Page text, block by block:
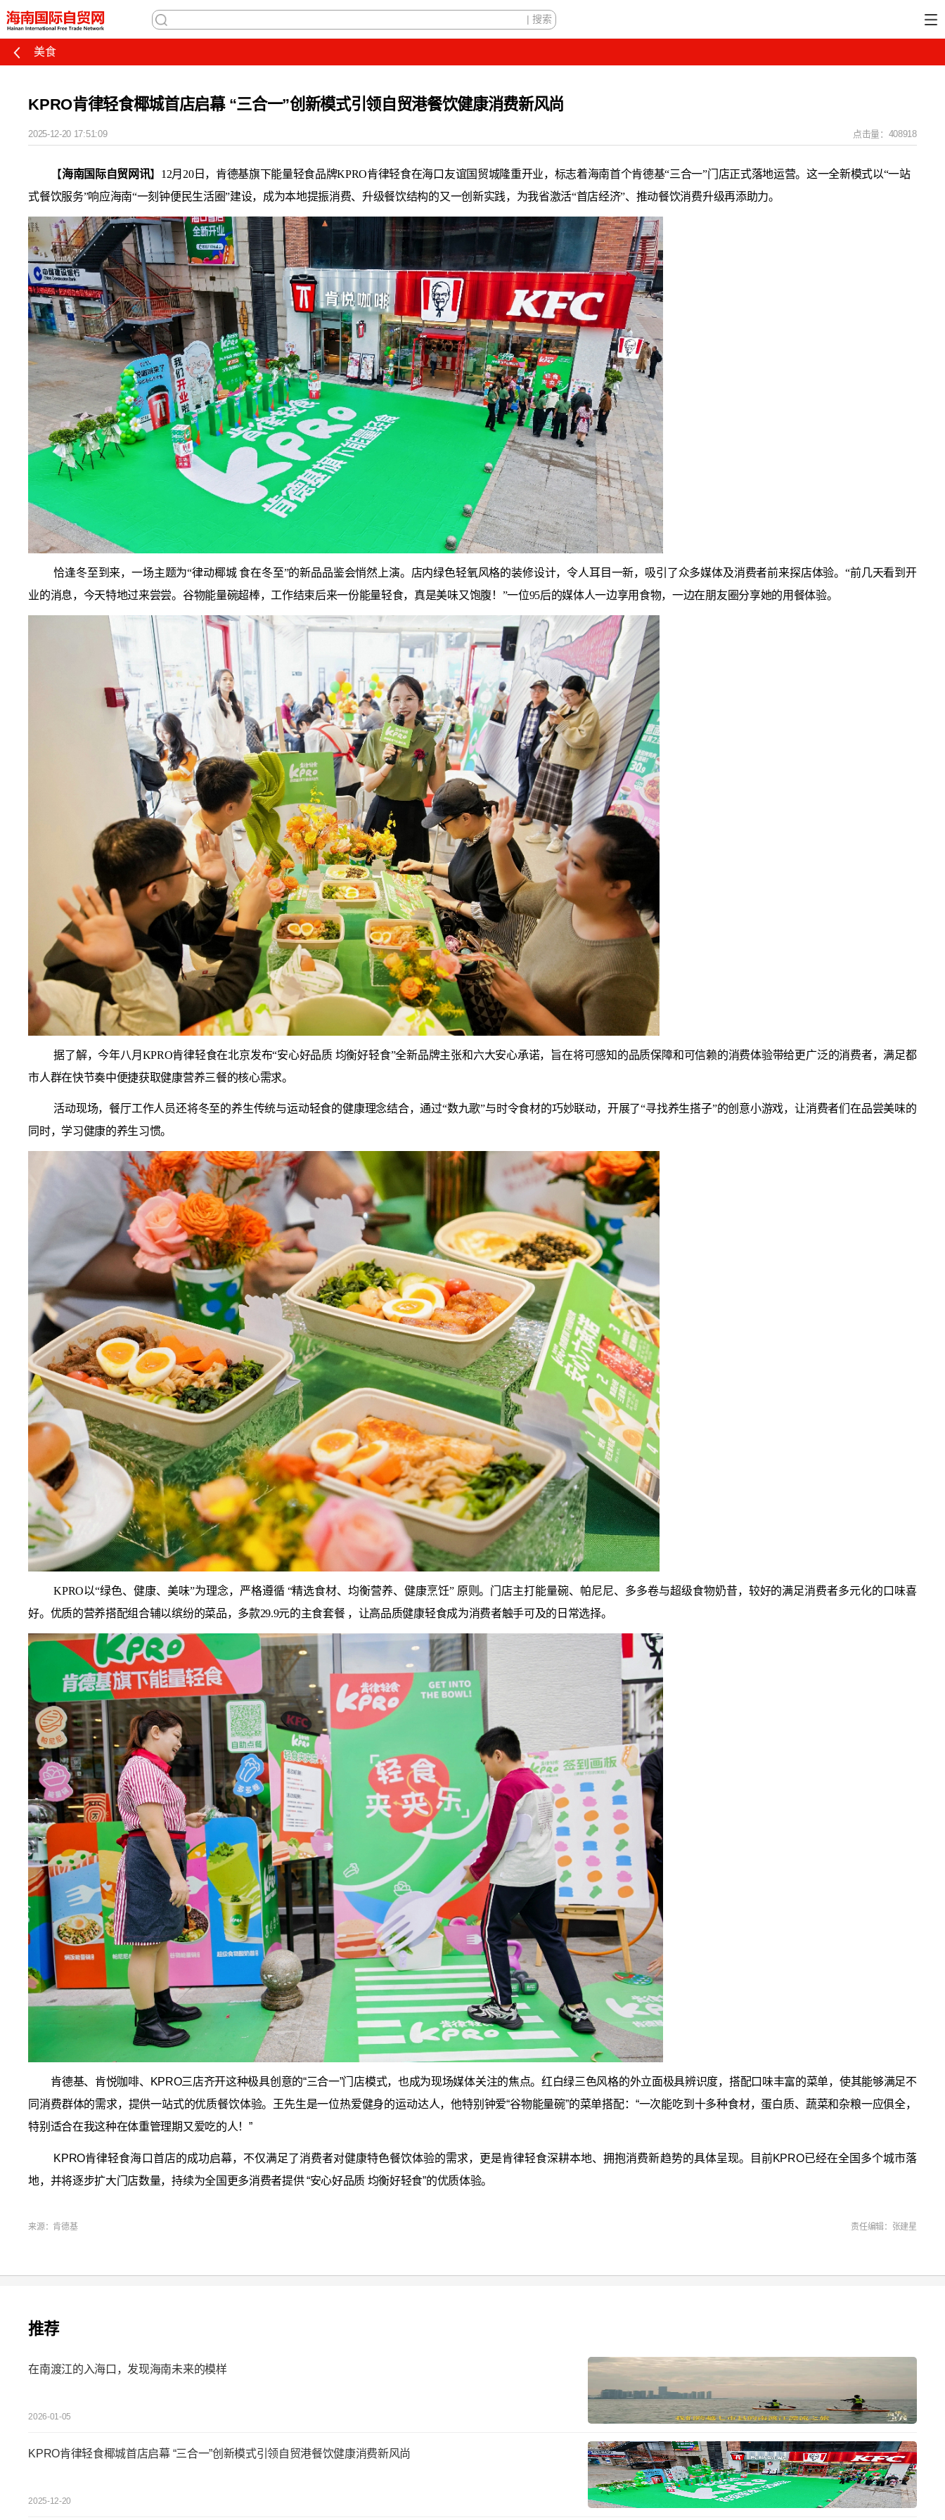
美食
KPRO肯律轻食椰城首店启幕 “三合一”创新模式引领自贸港餐饮健康消费新风尚
2025-12-20 17:51:09 点击量：408918
【海南国际自贸网讯】12月20日，肯德基旗下能量轻食品牌KPRO肯律轻食在海口友谊国贸城隆重开业，标志着海南首个肯德基“三合一”门店正式落地运营。这一全新模式以“一站
式餐饮服务”响应海南“一刻钟便民生活圈”建设，成为本地提振消费、升级餐饮结构的又一创新实践，为我省激活“首店经济”、推动餐饮消费升级再添助力。
恰逢冬至到来，一场主题为“律动椰城 食在冬至”的新品品鉴会悄然上演。店内绿色轻氧风格的装修设计，令人耳目一新，吸引了众多媒体及消费者前来探店体验。“前几天看到开
业的消息，今天特地过来尝尝。谷物能量碗超棒，工作结束后来一份能量轻食，真是美味又饱腹！”一位95后的媒体人一边享用食物，一边在朋友圈分享她的用餐体验。
据了解，今年八月KPRO肯律轻食在北京发布“安心好品质 均衡好轻食”全新品牌主张和六大安心承诺，旨在将可感知的品质保障和可信赖的消费体验带给更广泛的消费者，满足都
市人群在快节奏中便捷获取健康营养三餐的核心需求。
活动现场，餐厅工作人员还将冬至的养生传统与运动轻食的健康理念结合，通过“数九歌”与时令食材的巧妙联动，开展了“寻找养生搭子”的创意小游戏，让消费者们在品尝美味的
同时，学习健康的养生习惯。
KPRO以“绿色、健康、美味”为理念，严格遵循 “精选食材、均衡营养、健康烹饪” 原则。门店主打能量碗、帕尼尼、多多卷与超级食物奶昔，较好的满足消费者多元化的口味喜
好。优质的营养搭配组合辅以缤纷的菜品，多款29.9元的主食套餐 ，让高品质健康轻食成为消费者触手可及的日常选择。
肯德基、肯悦咖啡、KPRO三店齐开这种极具创意的“三合一”门店模式，也成为现场媒体关注的焦点。红白绿三色风格的外立面极具辨识度，搭配口味丰富的菜单，使其能够满足不
同消费群体的需求，提供一站式的优质餐饮体验。王先生是一位热爱健身的运动达人，他特别钟爱“谷物能量碗”的菜单搭配：“一次能吃到十多种食材，蛋白质、蔬菜和杂粮一应俱全，
特别适合在我这种在体重管理期又爱吃的人！”
KPRO肯律轻食海口首店的成功启幕，不仅满足了消费者对健康特色餐饮体验的需求，更是肯律轻食深耕本地、拥抱消费新趋势的具体呈现。目前KPRO已经在全国多个城市落
地，并将逐步扩大门店数量，持续为全国更多消费者提供 “安心好品质 均衡好轻食”的优质体验。
来源：肯德基 责任编辑：张建星
推荐
在南渡江的入海口，发现海南未来的模样
2026-01-05
KPRO肯律轻食椰城首店启幕 “三合一”创新模式引领自贸港餐饮健康消费新风尚
2025-12-20